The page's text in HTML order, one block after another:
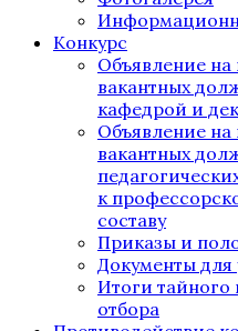
Конкурс
Объявление
вакантных
кафедрой и
Объявление
вакантных
к
составу
Приказы и
Документы для
Итоги тайного
отбора